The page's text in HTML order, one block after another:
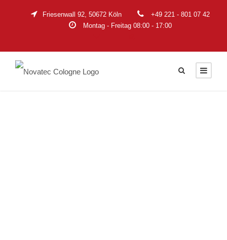
Friesenwall 92, 50672 Köln
+49 221 - 801 07 42
Montag - Freitag 08:00 - 17:00